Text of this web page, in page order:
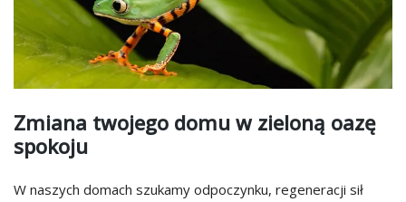
Zmiana twojego domu w zieloną oazę
spokoju
W naszych domach szukamy odpoczynku, regeneracji sił